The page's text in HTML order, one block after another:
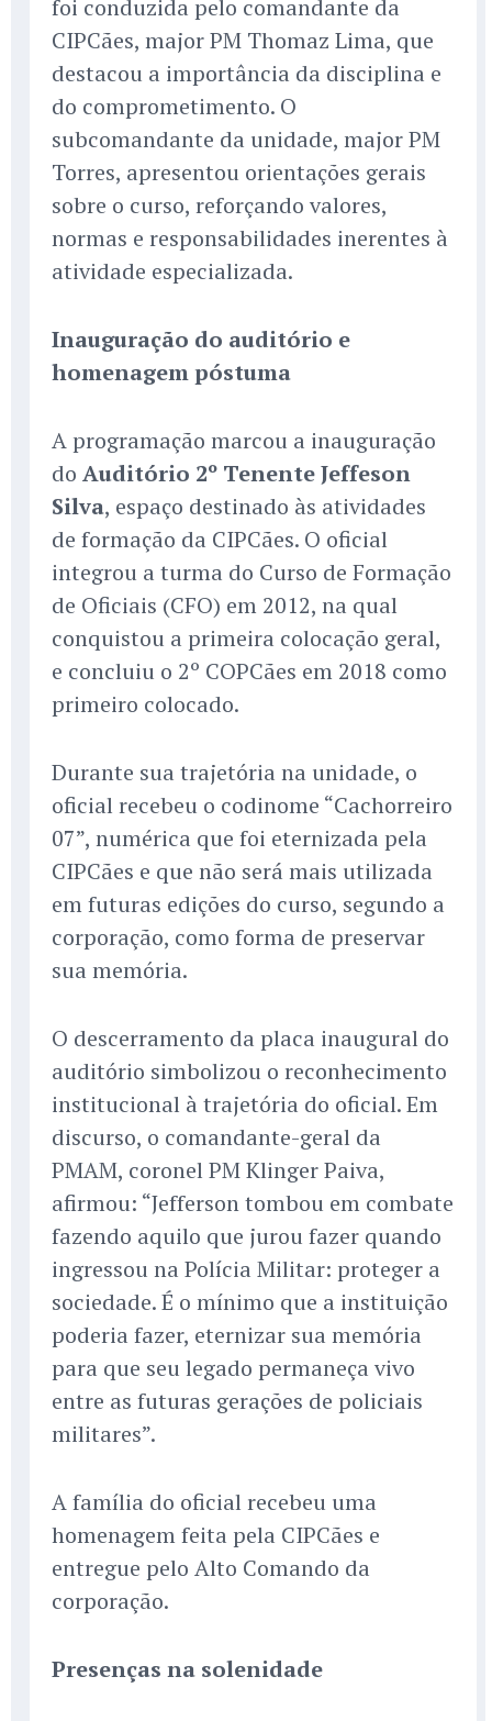
foi conduzida pelo comandante da
CIPCães, major PM Thomaz Lima, que
destacou a importância da disciplina e
do comprometimento. O
subcomandante da unidade, major PM
Torres, apresentou orientações gerais
sobre o curso, reforçando valores,
normas e responsabilidades inerentes à
atividade especializada.
Inauguração do auditório e
homenagem póstuma
A programação marcou a inauguração
do Auditório 2º Tenente Jeffeson
Silva, espaço destinado às atividades
de formação da CIPCães. O oficial
integrou a turma do Curso de Formação
de Oficiais (CFO) em 2012, na qual
conquistou a primeira colocação geral,
e concluiu o 2º COPCães em 2018 como
primeiro colocado.
Durante sua trajetória na unidade, o
oficial recebeu o codinome “Cachorreiro
07”, numérica que foi eternizada pela
CIPCães e que não será mais utilizada
em futuras edições do curso, segundo a
corporação, como forma de preservar
sua memória.
O descerramento da placa inaugural do
auditório simbolizou o reconhecimento
institucional à trajetória do oficial. Em
discurso, o comandante-geral da
PMAM, coronel PM Klinger Paiva,
afirmou: “Jefferson tombou em combate
fazendo aquilo que jurou fazer quando
ingressou na Polícia Militar: proteger a
sociedade. É o mínimo que a instituição
poderia fazer, eternizar sua memória
para que seu legado permaneça vivo
entre as futuras gerações de policiais
militares”.
A família do oficial recebeu uma
homenagem feita pela CIPCães e
entregue pelo Alto Comando da
corporação.
Presenças na solenidade